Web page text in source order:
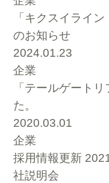
「キクスイライ
のお知らせ
2024.01.23
企業
「テールゲート
た。
2020.03.01
企業
採用情報更新
社説明会